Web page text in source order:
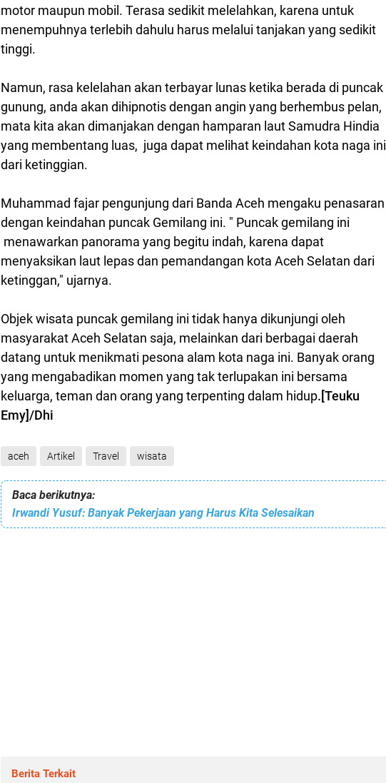
motor maupun mobil. Terasa sedikit melelahkan, karena untuk
menempuhnya terlebih dahulu harus melalui tanjakan yang sedikit
tinggi.
Namun, rasa kelelahan akan terbayar lunas ketika berada di puncak
gunung, anda akan dihipnotis dengan angin yang berhembus pelan,
mata kita akan dimanjakan dengan hamparan laut Samudra Hindia
yang membentang luas, juga dapat melihat keindahan kota naga ini
dari ketinggian.
Muhammad fajar pengunjung dari Banda Aceh mengaku penasaran
dengan keindahan puncak Gemilang ini. " Puncak gemilang ini
menawarkan panorama yang begitu indah, karena dapat
menyaksikan laut lepas dan pemandangan kota Aceh Selatan dari
ketinggan," ujarnya.
Objek wisata puncak gemilang ini tidak hanya dikunjungi oleh
masyarakat Aceh Selatan saja, melainkan dari berbagai daerah
datang untuk menikmati pesona alam kota naga ini. Banyak orang
yang mengabadikan momen yang tak terlupakan ini bersama
keluarga, teman dan orang yang terpenting dalam hidup.[Teuku
Emy]/Dhi
aceh Artikel Travel wisata
Baca berikutnya:
Irwandi Yusuf: Banyak Pekerjaan yang Harus Kita Selesaikan
Berita Terkait